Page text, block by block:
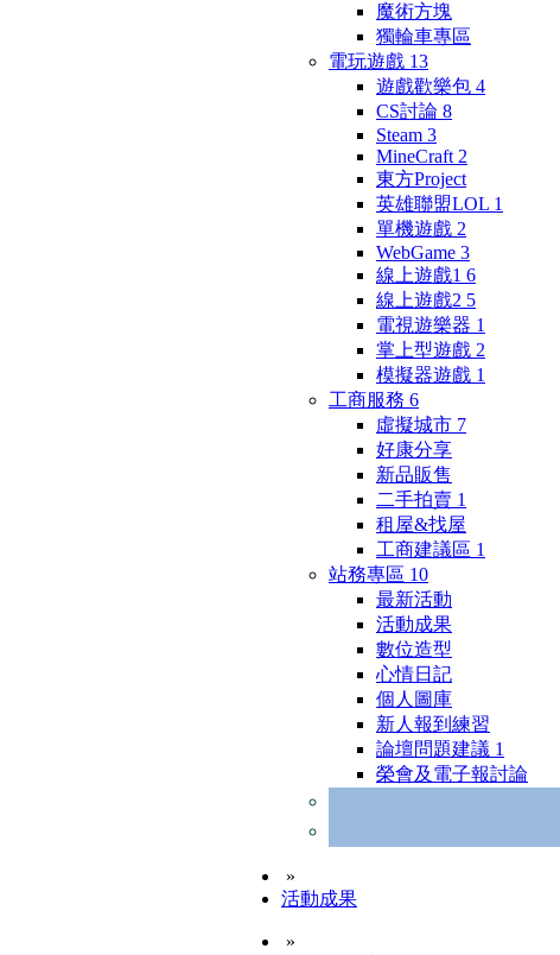
魔術方塊
獨輪車專區
電玩遊戲 13
遊戲歡樂包 4
CS討論 8
Steam 3
MineCraft 2
東方Project
英雄聯盟LOL 1
單機遊戲 2
WebGame 3
線上遊戲1 6
線上遊戲2 5
電視遊樂器 1
掌上型遊戲 2
模擬器遊戲 1
工商服務 6
虛擬城市 7
好康分享
新品販售
二手拍賣 1
租屋&找屋
工商建議區 1
站務專區 10
最新活動
活動成果
數位造型
心情日記
個人圖庫
新人報到練習
論壇問題建議 1
榮會及電子報討論
»
活動成果
»